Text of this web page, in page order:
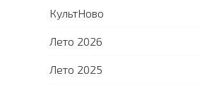
КультНово
Лето 2026
Лето 2025